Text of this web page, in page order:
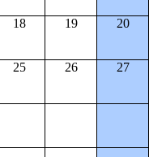
18 19 20
25 26 27